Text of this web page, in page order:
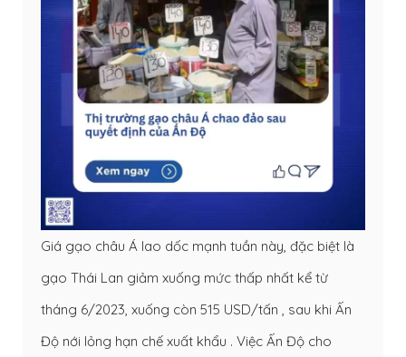
Giá gạo châu Á lao dốc mạnh tuần này, đặc biệt là
gạo Thái Lan giảm xuống mức thấp nhất kể từ
tháng 6/2023, xuống còn 515 USD/tấn , sau khi Ấn
Độ nới lỏng hạn chế xuất khẩu . Việc Ấn Độ cho